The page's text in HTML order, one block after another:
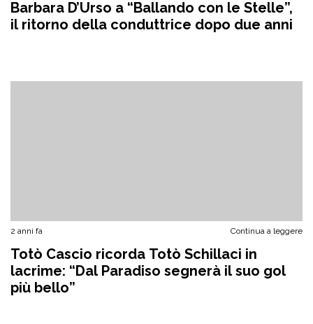
Barbara D’Urso a “Ballando con le Stelle”,
il ritorno della conduttrice dopo due anni
2 anni fa Continua a leggere
Totò Cascio ricorda Totò Schillaci in
lacrime: “Dal Paradiso segnerà il suo gol
più bello”